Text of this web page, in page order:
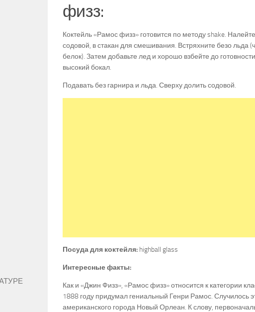
физз:
Коктейль «Рамос физз» готовится по методу shake.
содовой, в стакан для смешивания. Встряхните безо
белок). Затем добавьте лед и хорошо взбейте до
высокий бокал.
Подавать без гарнира и льда. Сверху долить содовой.
Посуда для коктейля: highball glass
Интересные факты:
Как и «Джин Физз», «Рамос физз» относится к категории
1888 году придумал гениальный Генри Рамос. Случилось
американского города Новый Орлеан. К слову,